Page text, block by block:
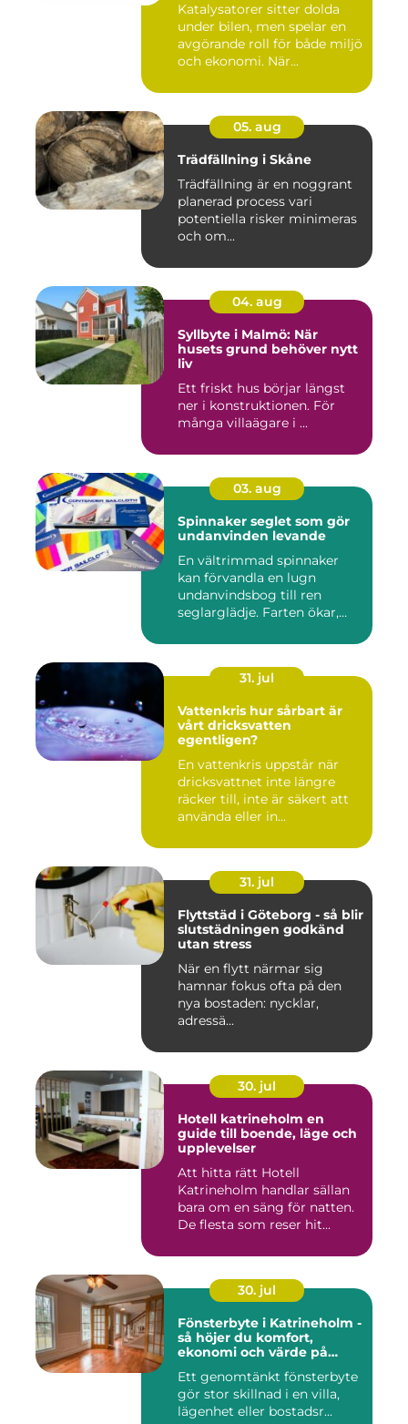
Katalysatorer sitter dolda
under bilen, men spelar en
avgörande roll för både miljö
och ekonomi. När...
05. aug
Trädfällning i Skåne
Trädfällning är en noggrant
planerad process vari
potentiella risker minimeras
och om...
04. aug
Syllbyte i Malmö: När
husets grund behöver nytt
liv
Ett friskt hus börjar längst
ner i konstruktionen. För
många villaägare i ...
03. aug
Spinnaker seglet som gör
undanvinden levande
En vältrimmad spinnaker
kan förvandla en lugn
undanvindsbog till ren
seglarglädje. Farten ökar,
31. jul
Vattenkris hur sårbart är
vårt dricksvatten
egentligen?
En vattenkris uppstår när
dricksvattnet inte längre
räcker till, inte är säkert att
använda eller in...
31. jul
Flyttstäd i Göteborg - så blir
slutstädningen godkänd
utan stress
När en flytt närmar sig
hamnar fokus ofta på den
nya bostaden: nycklar,
adressä...
30. jul
Hotell katrineholm en
guide till boende, läge och
upplevelser
Att hitta rätt Hotell
Katrineholm handlar sällan
bara om en säng för natten.
De flesta som reser hit...
30. jul
Fönsterbyte i Katrineholm -
så höjer du komfort,
ekonomi och värde på
Ett genomtänkt fönsterbyte
gör stor skillnad i en villa,
lägenhet eller bostadsr...